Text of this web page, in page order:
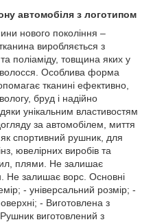
автомобіля з логотипом
нового покоління –
виробляється з
поліаміду, товщина яких у
Особлива форма
тканині ефективно,
бруд і надійно
унікальним властивостям
за автомобілем, миття
як спортивний рушник, для
ювелірних виробів та
плями. Не залишає
Не залишає ворс. Основні
- універсальний розмір; -
- Виготовлена з
виготовлений з